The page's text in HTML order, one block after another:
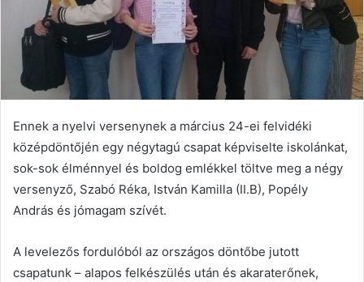
Ennek a nyelvi versenynek a március 24-ei felvidéki
középdöntőjén egy négytagú csapat képviselte iskolánkat,
sok-sok élménnyel és boldog emlékkel töltve meg a négy
versenyző, Szabó Réka, István Kamilla (II.B), Popély
András és jómagam szívét.
A levelezős fordulóból az országos döntőbe jutott
csapatunk – alapos felkészülés után és akaraterőnek,